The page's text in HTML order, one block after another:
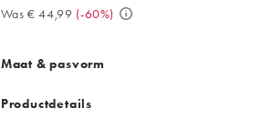
Was € 44,99 (-60%)
Maat & pasvorm
Productdetails